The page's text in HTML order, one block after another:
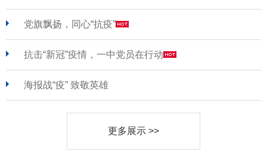
党旗飘扬，同心“抗疫”
抗击“新冠”疫情，一中党员在行动
海报战“疫” 致敬英雄
更多展示 >>